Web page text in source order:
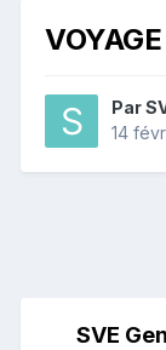
Par
14
SVE